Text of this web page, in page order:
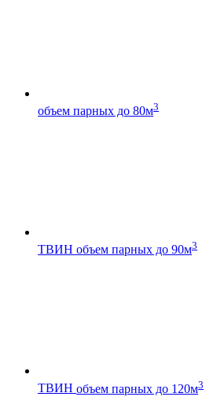
объем парных до 80м3
ТВИН объем парных до 90м3
ТВИН объем парных до 120м3